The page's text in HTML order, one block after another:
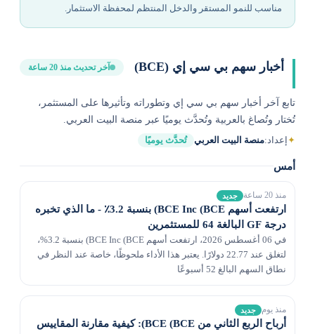
مناسب للنمو المستقر والدخل المنتظم لمحفظة الاستثمار.
أخبار سهم بي سي إي (BCE) آخر تحديث منذ 20 ساعة
تابع آخر أخبار سهم بي سي إي وتطوراته وتأثيرها على المستثمر،
تُختار وتُصاغ بالعربية وتُحدَّث يوميًا عبر منصة البيت العربي.
✦إعداد: منصة البيت العربي تُحدَّث يوميًا
أمس
منذ 20 ساعة جديد
ارتفعت أسهم BCE Inc (BCE) بنسبة 3.2٪ - ما الذي تخبره
درجة GF البالغة 64 للمستثمرين
في 06 أغسطس 2026، ارتفعت أسهم BCE Inc (BCE) بنسبة 3.2%،
لتغلق عند 22.77 دولارًا. يعتبر هذا الأداء ملحوظًا، خاصة عند النظر في
نطاق السهم البالغ 52 أسبوعًا
منذ يوم جديد
أرباح الربع الثاني من BCE (BCE): كيفية مقارنة المقاييس